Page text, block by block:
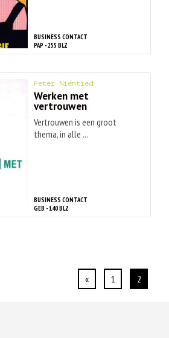
BUSINESS CONTACT
PAP - 255 BLZ
Peter Nientied
Werken met
vertrouwen
Vertrouwen is een groot
thema, in alle ...
BUSINESS CONTACT
GEB - 140 BLZ
« 1 2